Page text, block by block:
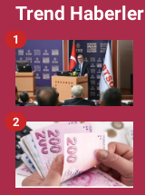
Trend Haberler
1
2